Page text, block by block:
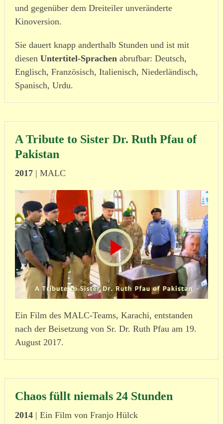
und gegenüber dem Dreiteiler unveränderte
Kinoversion.
Sie dauert knapp anderthalb Stunden und ist mit
diesen Untertitel-Sprachen abrufbar: Deutsch,
Englisch, Französisch, Italienisch, Niederländisch,
Spanisch, Urdu.
A Tribute to Sister Dr. Ruth Pfau of
Pakistan
2017| MALC
Ein Film des MALC-Teams, Karachi, entstanden
nach der Beisetzung von Sr. Dr. Ruth Pfau am 19.
August 2017.
Chaos füllt niemals 24 Stunden
2014| Ein Film von Franjo Hülck